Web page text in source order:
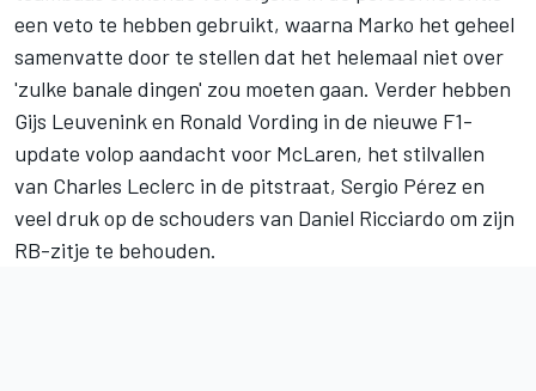
een veto te hebben gebruikt, waarna Marko het geheel
samenvatte door te stellen dat het helemaal niet over
'zulke banale dingen' zou moeten gaan. Verder hebben
Gijs Leuvenink en Ronald Vording in de nieuwe F1-
update volop aandacht voor McLaren, het stilvallen
van Charles Leclerc in de pitstraat, Sergio Pérez en
veel druk op de schouders van Daniel Ricciardo om zijn
RB-zitje te behouden.